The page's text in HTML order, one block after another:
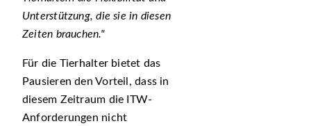
Unterstützung, die sie in diesen
Zeiten brauchen.
Für die Tierhalter bietet das
Pausieren den Vorteil, dass in
diesem Zeitraum die ITW-
Anforderungen nicht